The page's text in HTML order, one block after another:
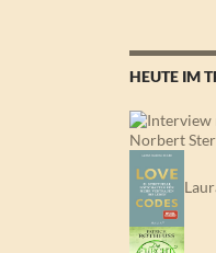
HEUTE IM
Norbert